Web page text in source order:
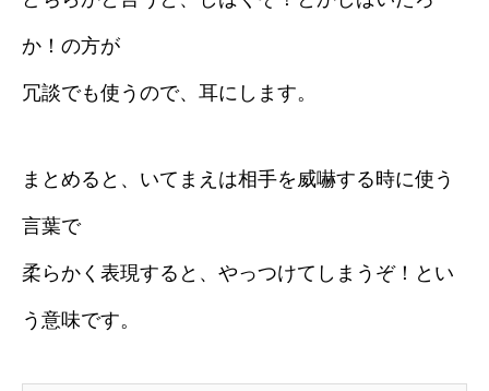
か！の方が
冗談でも使うので、耳にします。
まとめると、いてまえは相手を威嚇する時に使う
言葉で
柔らかく表現すると、やっつけてしまうぞ！とい
う意味です。